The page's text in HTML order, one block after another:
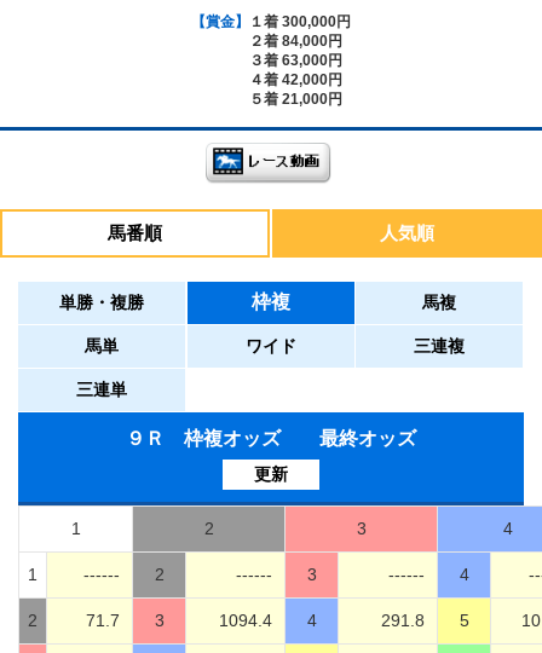
【賞金】
１着 300,000円
２着 84,000円
３着 63,000円
４着 42,000円
５着 21,000円
馬番順 人気順
単勝・複勝 枠複 馬複
馬単 ワイド 三連複
三連単
９Ｒ 枠複オッズ 最終オッズ
更新
1 2 3 4
1 ------ 2 ------ 3 ------ 4
2 71.7 3 1094.4 4 291.8 5